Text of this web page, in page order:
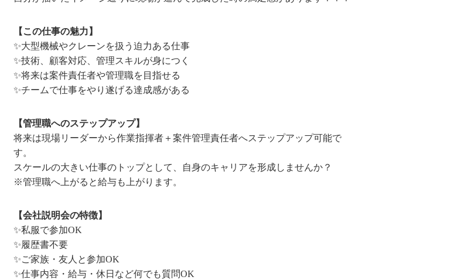
【この仕事の魅力】
✨大型機械やクレーンを扱う迫力ある仕事
✨技術、顧客対応、管理スキルが身につく
✨将来は案件責任者や管理職を目指せる
✨チームで仕事をやり遂げる達成感がある
【管理職へのステップアップ】
将来は現場リーダーから作業指揮者＋案件管理責任者へステップアップ可能で
す。
スケールの大きい仕事のトップとして、自身のキャリアを形成しませんか？
※管理職へ上がると給与も上がります。
【会社説明会の特徴】
✨私服で参加OK
✨履歴書不要
✨ご家族・友人と参加OK
✨仕事内容・給与・休日など何でも質問OK